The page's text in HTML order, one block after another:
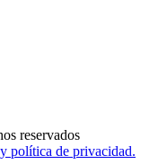
reservados
política de privacidad.